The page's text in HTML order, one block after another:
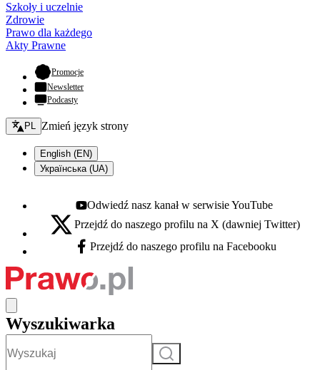
Szkoły i uczelnie
Zdrowie
Prawo dla każdego
Akty Prawne
Promocje- otwiera się w nowej karcie
Newsletter
Podcasty
Zmień język - bieżący:
PL Zmień język strony
English (EN)
Українська (UA)
Youtube - otwiera się w nowej karcie
Odwiedź nasz kanał w serwisie YouTube
X - otwiera się w nowej karcie
Przejdź do naszego profilu na X (dawniej Twitter)
Facebook - otwiera się w nowej karcie
Przejdź do naszego profilu na Facebooku
Wyszukiwarka
Szukaj